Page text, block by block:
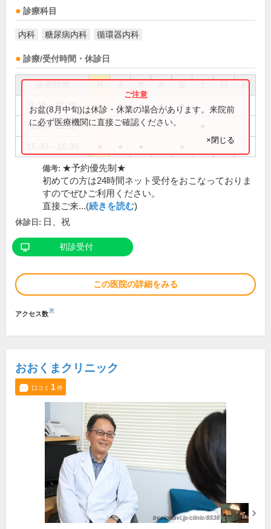
診療科目
内科 糖尿病内科 循環器内科
診療/受付時間・休診日
祝
9:00～12:30 ● ● ● ● ●
9:00～13:30
お盆(8月中旬)は休診・休業の場合があります。来院前
に必ず医療機関に直接ご確認ください。
×閉じる
備考: ★予約優先制★
初めての方は24時間ネット受付をおこなっておりま
すのでぜひご利用ください。
直接ご来...(続きを読む)
休診日: 日、祝
初診受付
この医院の詳細をみる
アクセス数※
おおくまクリニック
口コミ 1件